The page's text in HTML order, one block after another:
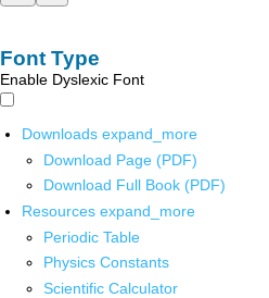
Font Type
Enable Dyslexic Font
Downloads expand_more
Download Page (PDF)
Download Full Book (PDF)
Resources expand_more
Periodic Table
Physics Constants
Scientific Calculator